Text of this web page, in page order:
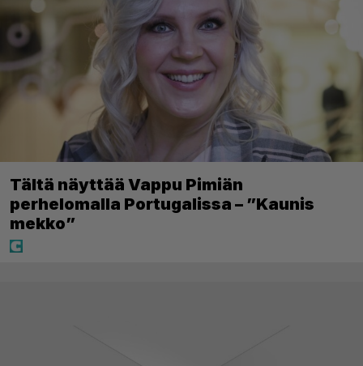
Tältä näyttää Vappu Pimiän
perhelomalla Portugalissa – ”Kaunis
mekko”